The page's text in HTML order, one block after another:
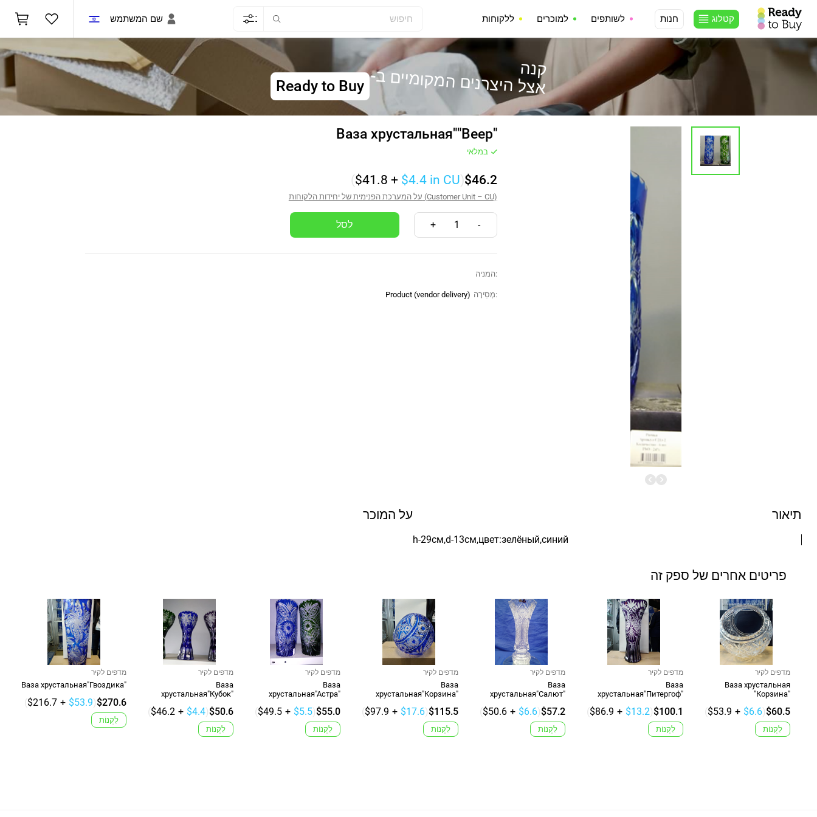
קטלוג חנות ללקוחות למוכרים לשותפים שם המשתמש
קנה -אצל היצרנים המקומיים ב Ready to Buy
Ваза хрустальная""Веер"
במלאי
$46.2
($41.8 + $4.4 in CU)
על המערכת הפנימית של יחידות הלקוחות (Customer Unit – CU)
-
1
+
המניה:
מְסִירָה: Product (vendor delivery)
תיאור
h-29см,d-13см,цвет:зелёный,синий
על המוכר
פריטים אחרים של ספק זה
מדפים לקיר
Ваза хрустальная"Гвоздика"
$270.6
($216.7 + $53.9)
לִקְנוֹת
מדפים לקיר
Ваза
хрустальная"Кубок"
$50.6
($46.2 + $4.4)
לִקְנוֹת
מדפים לקיר
Ваза
хрустальная"Астра"
$55.0
($49.5 + $5.5)
לִקְנוֹת
מדפים לקיר
Ваза
хрустальная"Корзина"
$115.5
($97.9 + $17.6)
לִקְנוֹת
מדפים לקיר
Ваза
хрустальная"Салют"
$57.2
($50.6 + $6.6)
לִקְנוֹת
מדפים לקיר
Ваза
хрустальная"Питергоф"
$100.1
($86.9 + $13.2)
לִקְנוֹת
מדפים לקיר
Ваза хрустальная
"Корзина"
$60.5
($53.9 + $6.6)
לִקְנוֹת